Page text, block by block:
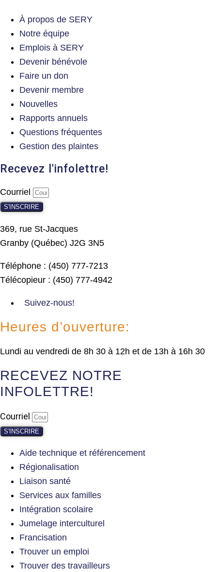
À propos de SERY
Notre équipe
Emplois à SERY
Devenir bénévole
Faire un don
Devenir membre
Nouvelles
Rapports annuels
Questions fréquentes
Gestion des plaintes
Recevez l'infolettre!
Courriel
S'INSCRIRE
369, rue St-Jacques
Granby (Québec) J2G 3N5
Téléphone : (450) 777-7213
Télécopieur : (450) 777-4942
Suivez-nous!
Heures d’ouverture:
Lundi au vendredi de 8h 30 à 12h et de 13h à 16h 30
RECEVEZ NOTRE
INFOLETTRE!
Courriel
S'INSCRIRE
Aide technique et référencement
Régionalisation
Liaison santé
Services aux familles
Intégration scolaire
Jumelage interculturel
Francisation
Trouver un emploi
Trouver des travailleurs